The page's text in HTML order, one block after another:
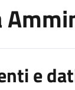
e